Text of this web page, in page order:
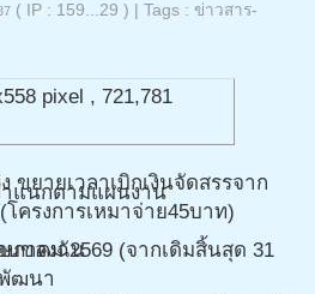
แนกตามแผนงาน
บของฉัน
พัฒนา
( IP : 159...29 ) Tags : ข่าวสาร-
ยายเวลาเบิกเงินจัดสรรจาก
ครงการเหมาจ่าย45บาท)
ภาคม 2569 (จากเดิมสิ้นสุด 31